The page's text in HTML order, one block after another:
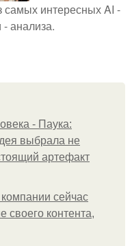
самых интересных AI -
анализа.
- Паука:
выбрала не
артефакт
компании сейчас
своего контента,